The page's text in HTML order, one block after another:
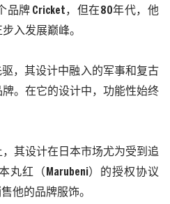
品牌 Cricket ，但在 80年代，他
入发展巅峰。
，其设计中融入的军事和复古
。在它的设计中，功能性始终
其设计在日本市场尤为受到追
丸红（ Marubeni）的授权协议
他的品牌服饰。